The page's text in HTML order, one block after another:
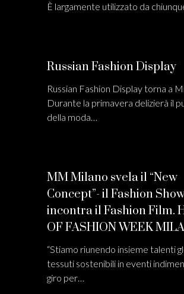
È largamente utilizzato da
Russian Fashion Display
Russian Fashion Display torna a
Durante la primavera delizierà il
della moda…
MM Milano svela il “New
Concept”- il Fashion
incontra il Fashion Film.
OF FASHION WEEK
“Stiamo riunendo insieme talenti
tessuti sostenibili in eventi
giro per…